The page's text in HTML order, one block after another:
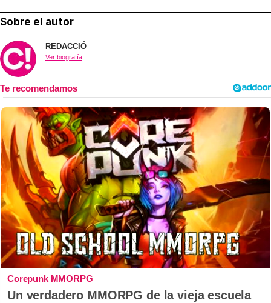
Sobre el autor
REDACCIÓ
Ver biografía
Corepunk MMORPG
Un verdadero MMORPG de la vieja escuela